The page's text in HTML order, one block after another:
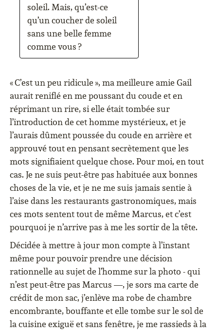
soleil. Mais, qu’est-ce
qu’un coucher de soleil
sans une belle femme
comme vous ?
« C’est un peu ridicule », ma meilleure amie Gail
aurait reniflé en me poussant du coude et en
réprimant un rire, si elle était tombée sur
l’introduction de cet homme mystérieux, et je
l’aurais dûment poussée du coude en arrière et
approuvé tout en pensant secrètement que les
mots signifiaient quelque chose. Pour moi, en tout
cas. Je ne suis peut-être pas habituée aux bonnes
choses de la vie, et je ne me suis jamais sentie à
l’aise dans les restaurants gastronomiques, mais
ces mots sentent tout de même Marcus, et c’est
pourquoi je n’arrive pas à me les sortir de la tête.
Décidée à mettre à jour mon compte à l’instant
même pour pouvoir prendre une décision
rationnelle au sujet de l’homme sur la photo - qui
n’est peut-être pas Marcus —, je sors ma carte de
crédit de mon sac, j’enlève ma robe de chambre
encombrante, bouffante et elle tombe sur le sol de
la cuisine exiguë et sans fenêtre, je me rassieds à la